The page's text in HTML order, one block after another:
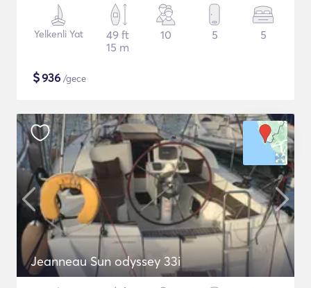
Yelkenli Yat
49 ft
15 m
10 5 5
$936 /gece
Jeanneau Sun odyssey 33i